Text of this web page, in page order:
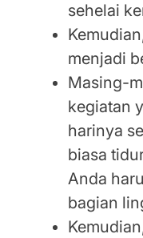
sehelai
menjadi
Masing-
kegiatan
harinya
biasa
Anda
bagian